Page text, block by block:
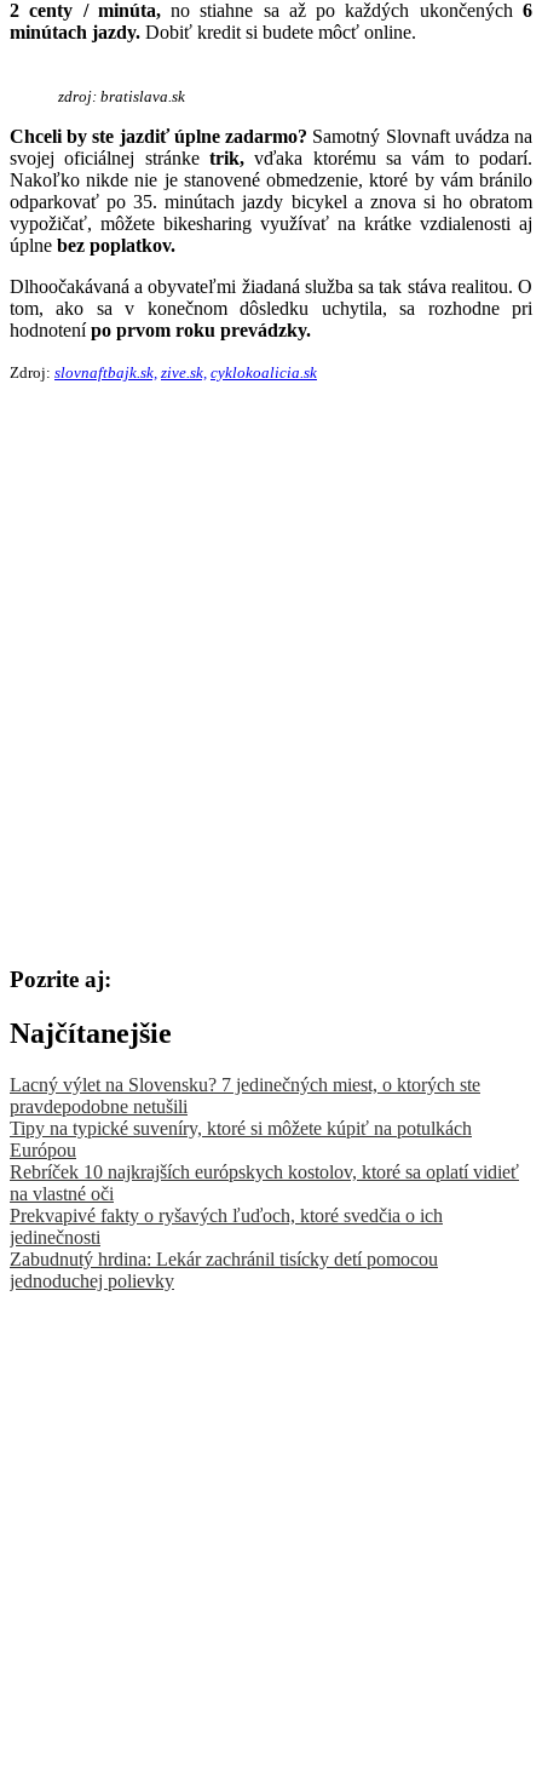
2 centy / minúta,no stiahne sa až po každých ukončených6
minútach jazdy. Dobiť kredit si budete môcť online.
zdroj: bratislava.sk
Chceli by ste jazdiť úplne zadarmo? Samotný Slovnaft uvádza na
svojej oficiálnej stránke trik, vďaka ktorému sa vám to podarí.
Nakoľko nikde nie je stanovené obmedzenie, ktoré by vám bránilo
odparkovať po 35. minútach jazdy bicykel a znova si ho obratom
vypožičať, môžete bikesharing využívať na krátke vzdialenosti aj
úplne bez poplatkov.
Dlhoočakávaná a obyvateľmi žiadaná služba sa tak stáva realitou. O
tom, ako sa v konečnom dôsledku uchytila, sa rozhodne pri
hodnotenípo prvom roku prevádzky.
Zdroj: slovnaftbajk.sk, zive.sk, cyklokoalicia.sk
Pozrite aj:
Najčítanejšie
Lacný výlet na Slovensku? 7 jedinečných miest, o ktorých ste
pravdepodobne netušili
Tipy na typické suveníry, ktoré si môžete kúpiť na potulkách
Európou
Rebríček 10 najkrajších európskych kostolov, ktoré sa oplatí vidieť
na vlastné oči
Prekvapivé fakty o ryšavých ľuďoch, ktoré svedčia o ich
jedinečnosti
Zabudnutý hrdina: Lekár zachránil tisícky detí pomocou
jednoduchej polievky